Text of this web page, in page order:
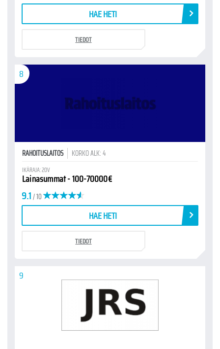
HAE HETI
TIEDOT
8
RAHOITUSLAITOS KORKO ALK: 4
IKÄRAJA: 20V
Lainasummat - 100-70000€
9.1/ 10
HAE HETI
TIEDOT
9